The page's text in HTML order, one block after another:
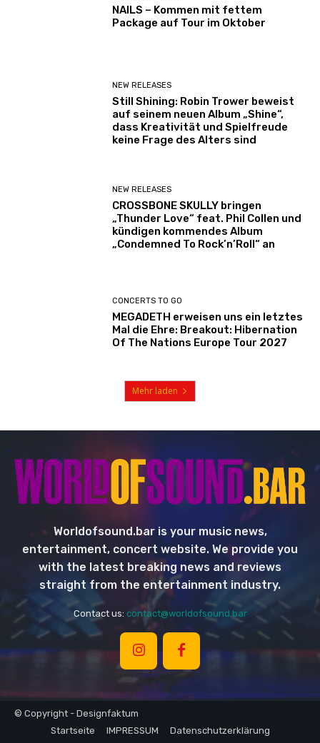
NAILS – Kommen mit fettem
Package auf Tour im Oktober
NEW RELEASES
Still Shining: Robin Trower beweist
auf seinem neuen Album „Shine“,
dass Kreativität und Spielfreude
keine Frage des Alters sind
NEW RELEASES
CROSSBONE SKULLY bringen
„Thunder Love“ feat. Phil Collen und
kündigen kommendes Album
„Condemned To Rock’n’Roll“ an
CONCERTS TO GO
MEGADETH erweisen uns ein letztes
Mal die Ehre: Breakout: Hibernation
Of The Nations Europe Tour 2027
Mehr laden
Worldofsound.bar is your music news,
entertainment, concert website. We provide you
with the latest breaking news and reviews
straight from the entertainment industry.
Contact us: contact@worldofsound.bar
© Copyright - Designfaktum
Startseite
IMPRESSUM Datenschutzerklärung